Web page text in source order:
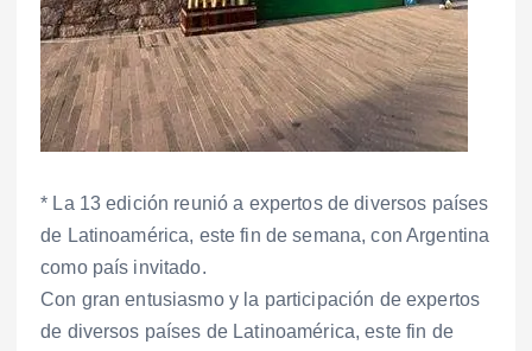
* La 13 edición reunió a expertos de diversos países
de Latinoamérica, este fin de semana, con Argentina
como país invitado.
Con gran entusiasmo y la participación de expertos
de diversos países de Latinoamérica, este fin de